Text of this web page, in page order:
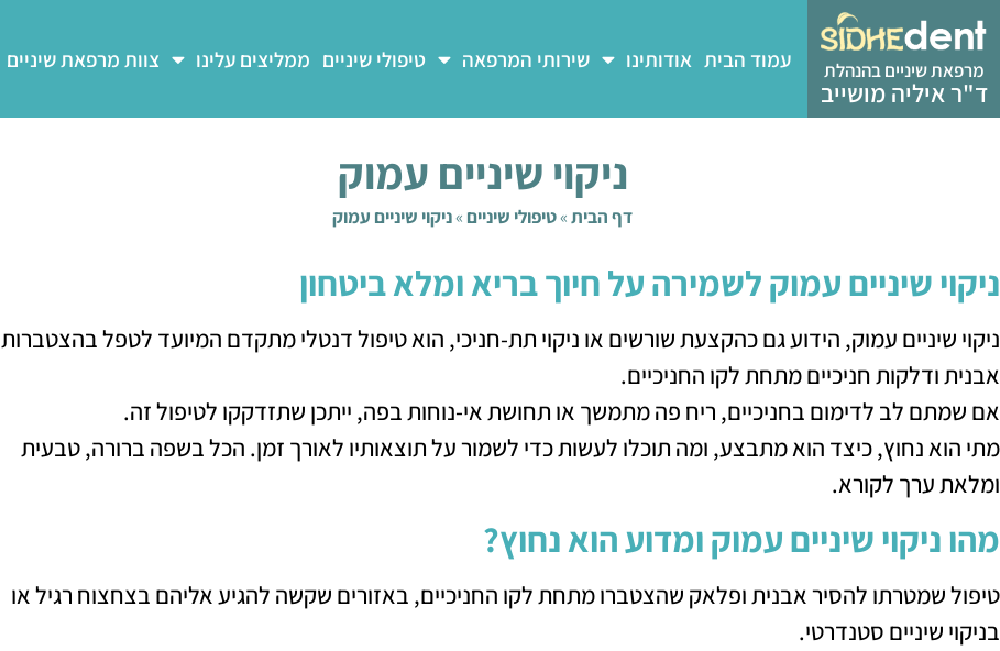
מרפאת שיניים בהנהלת
ד"ר איליה מושייב
עמוד הבית אודותינו שירותי המרפאה טיפולי שיניים ממליצים עלינו צוות מרפאת שיניים
ניקוי שיניים עמוק
דף הבית»טיפולי שיניים »ניקוי שיניים עמוק
ניקוי שיניים עמוק לשמירה על חיוך בריא ומלא ביטחון
ניקוי שיניים עמוק, הידוע גם כהקצעת שורשים או ניקוי תת-חניכי, הוא טיפול דנטלי מתקדם המיועד לטפל בהצטברות
אבנית ודלקות חניכיים מתחת לקו החניכיים.
אם שמתם לב לדימום בחניכיים, ריח פה מתמשך או תחושת אי-נוחות בפה, ייתכן שתזדקקו לטיפול זה.
מתי הוא נחוץ, כיצד הוא מתבצע, ומה תוכלו לעשות כדי לשמור על תוצאותיו לאורך זמן. הכל בשפה ברורה, טבעית
ומלאת ערך לקורא.
מהו ניקוי שיניים עמוק ומדוע הוא נחוץ?
טיפול שמטרתו להסיר אבנית ופלאק שהצטברו מתחת לקו החניכיים, באזורים שקשה להגיע אליהם בצחצוח רגיל או
בניקוי שיניים סטנדרטי.